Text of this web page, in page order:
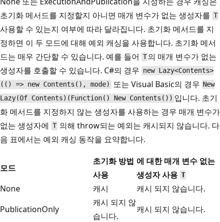
초기화 메서드를 지정할지 아니면 매개 변수가 없는 생성자를 T
사용할 수 있는지 여부에 따라 달라집니다. 초기화 메서드를 지
정하면 이 두 모드에 대해 예외 캐싱을 사용합니다. 초기화 메서
드는 매우 간단할 수 있습니다. 예를 들어 T 의 매개 변수가 없는
생성자를 호출할 수 있습니다. C#의 경우 new Lazy<Contents>
(() => new Contents(), mode)
또는 Visual Basic의 경우 New
Lazy(Of Contents)(Function() New Contents()) 입니다. 초기
화 메서드를 지정하지 않는 생성자를 사용하는 경우 매개 변수가
없는 생성자에 T 의해 throw되는 예외는 캐시되지 않습니다. 다
음 표에서는 예외 캐싱 동작을 요약합니다.
모드
초기화 방법
사용
에 대한 매개 변수 없는
생성자 사용 T
None 캐시
캐시 되지 않습니다.
PublicationOnly
캐시 되지 않
습니다.
캐시 되지 않습니다.